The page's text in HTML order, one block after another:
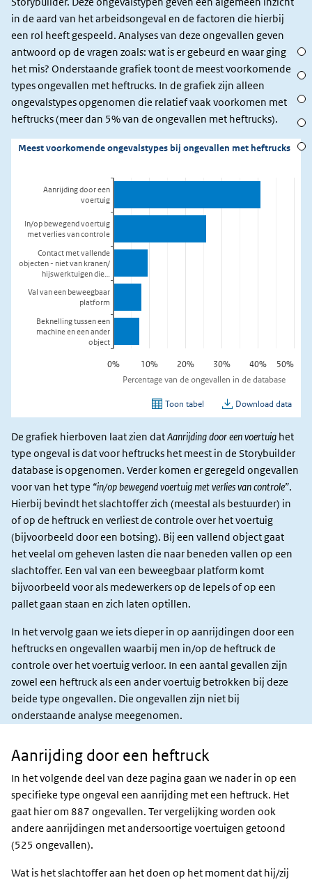
mis?
in de aard van het arbeidsongeval en de factoren die hierbij
een rol heeft gespeeld. Analyses van deze ongevallen geven
antwoord op de vragen zoals: wat is er gebeurd en waar ging
het mis? Onderstaande grafiek toont de meest voorkomende
types ongevallen met heftrucks. In de grafiek zijn alleen
ongevalstypes opgenomen die relatief vaak voorkomen met
heftrucks (meer dan 5% van de ongevallen met heftrucks).
De grafiek hierboven laat zien datAanrijding door een voertuig het
type ongeval is dat voor heftrucks het meest in de Storybuilder
database is opgenomen. Verder komen er geregeld ongevallen
voor van het type “in/op bewegend voertuig met verlies van controle”.
Hierbij bevindt het slachtoffer zich (meestal als bestuurder) in
of op de heftruck en verliest de controle over het voertuig
(bijvoorbeeld door een botsing). Bij een vallend object gaat
het veelal om geheven lasten die naar beneden vallen op een
slachtoffer. Een val van een beweegbaar platform komt
bijvoorbeeld voor als medewerkers op de lepels of op een
pallet gaan staan en zich laten optillen.
In het vervolg gaan we iets dieper in op aanrijdingen door een
heftrucks en ongevallen waarbij men in/op de heftruck de
controle over het voertuig verloor. In een aantal gevallen zijn
zowel een heftruck als een ander voertuig betrokken bij deze
beide type ongevallen. Die ongevallen zijn niet bij
onderstaande analyse meegenomen.
Aanrijding
Aanrijding door een heftruck
In het volgende deel van deze pagina gaan we nader in op een
specifieke type ongeval een aanrijding met een heftruck. Het
gaat hier om 887 ongevallen. Ter vergelijking worden ook
andere aanrijdingen met andersoortige voertuigen getoond
(525 ongevallen).
Wat is het slachtoffer aan het doen op het moment dat hij/zij